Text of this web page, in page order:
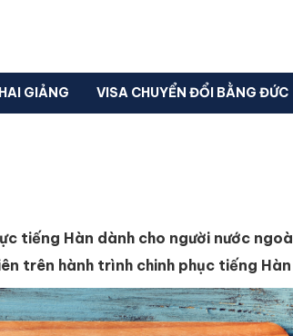
GIẢNG VISA CHUYỂN ĐỔI BẰNG ĐỨC
tiếng Hàn dành cho người nước
trên hành trình chinh phục tiếng